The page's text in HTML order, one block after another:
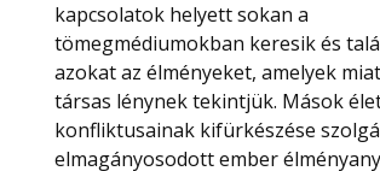
kapcsolatok helyett sokan a
tömegmédiumokban keresik és
azokat az élményeket, amelyek
társas lénynek tekintjük. Mások
konfliktusainak kifürkészése
elmagányosodott ember